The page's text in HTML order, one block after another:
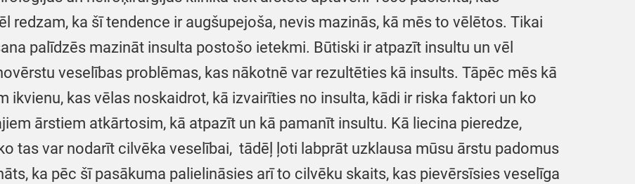
redzam, ka šī tendence ir augšupejoša, nevis mazinās, kā mēs to vēlētos. Tikai
palīdzēs mazināt insulta postošo ietekmi. Būtiski ir atpazīt insultu un vēl
veselības problēmas, kas nākotnē var rezultēties kā insults. Tāpēc mēs kā
ikvienu, kas vēlas noskaidrot, kā izvairīties no insulta, kādi ir riska faktori un ko
ārstiem atkārtosim, kā atpazīt un kā pamanīt insultu. Kā liecina pieredze,
tas var nodarīt cilvēka veselībai, tādēļ ļoti labprāt uzklausa mūsu ārstu padomus
ka pēc šī pasākuma palielināsies arī to cilvēku skaits, kas pievērsīsies veselīga